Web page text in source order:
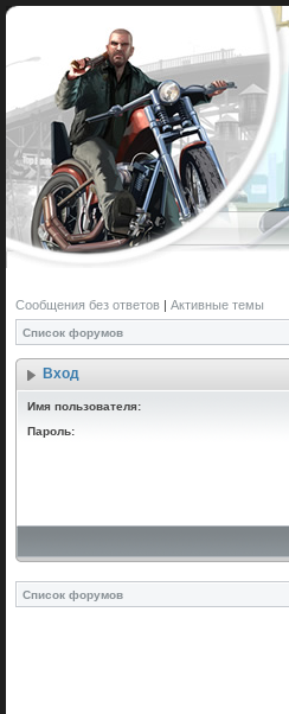
Сообщения без ответов | Активные темы
Список форумов
Вход
Имя пользователя:
Пароль:
Список форумов